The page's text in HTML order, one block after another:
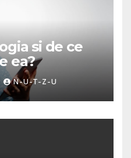
si de ce
ea?
N-U-T-Z-U